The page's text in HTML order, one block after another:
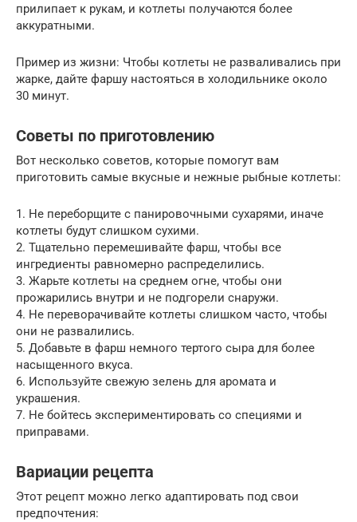
прилипает к рукам, и котлеты получаются более
аккуратными.
Пример из жизни: Чтобы котлеты не разваливались при
жарке, дайте фаршу настояться в холодильнике около
30 минут.
Советы по приготовлению
Вот несколько советов, которые помогут вам
приготовить самые вкусные и нежные рыбные котлеты:
1. Не переборщите с панировочными сухарями, иначе
котлеты будут слишком сухими.
2. Тщательно перемешивайте фарш, чтобы все
ингредиенты равномерно распределились.
3. Жарьте котлеты на среднем огне, чтобы они
прожарились внутри и не подгорели снаружи.
4. Не переворачивайте котлеты слишком часто, чтобы
они не развалились.
5. Добавьте в фарш немного тертого сыра для более
насыщенного вкуса.
6. Используйте свежую зелень для аромата и
украшения.
7. Не бойтесь экспериментировать со специями и
приправами.
Вариации рецепта
Этот рецепт можно легко адаптировать под свои
предпочтения: